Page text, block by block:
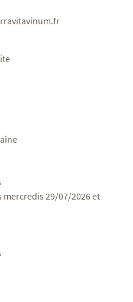
29/07/2026 et